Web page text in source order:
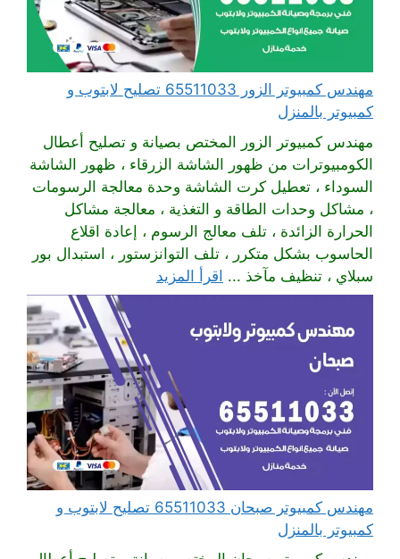
مهندس كمبيوتر الزور 65511033 تصليح لابتوب و
كمبيوتر بالمنزل
مهندس كمبيوتر الزور المختص بصيانة و تصليح أعطال
الكومبيوترات من ظهور الشاشة الزرقاء ، ظهور الشاشة
السوداء ، تعطيل كرت الشاشة وحدة معالجة الرسومات
، مشاكل وحدات الطاقة و التغذية ، معالجة مشاكل
الحرارة الزائدة ، تلف معالج الرسوم ، إعادة اقلاع
الحاسوب بشكل متكرر ، تلف التوانزستور ، استبدال بور
سبلاي ، تنظيف مآخذ ... اقرأ المزيد
مهندس كمبيوتر صبحان 65511033 تصليح لابتوب و
كمبيوتر بالمنزل